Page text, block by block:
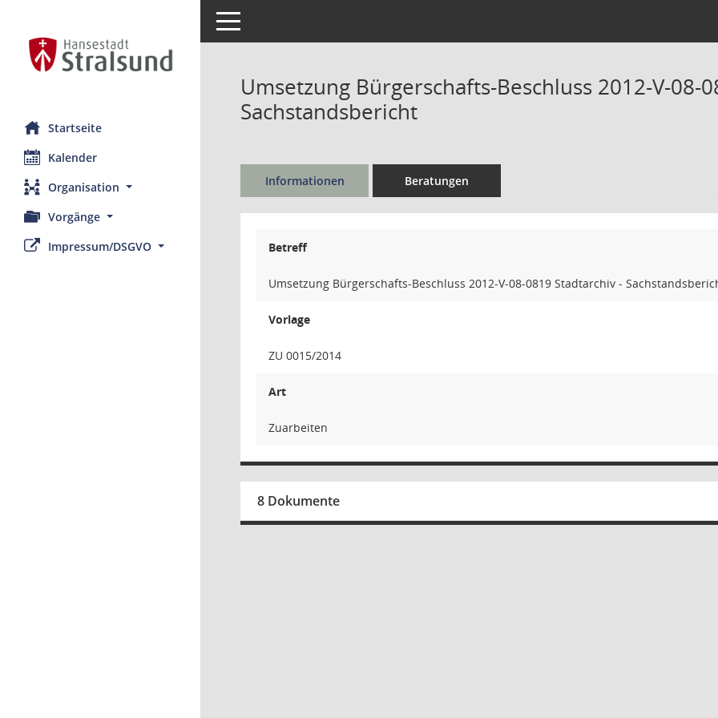
Startseite
Kalender
Organisation
Vorgänge
Impressum/DSGVO
Toggle navigation
Umsetzung Bürgerschafts-Beschluss 2012-V-08-
Sachstandsbericht
Informationen Beratungen
Betreff
Umsetzung Bürgerschafts-Beschluss 2012-V-08-0819 Stadtarchiv -
Vorlage
ZU 0015/2014
Art
Zuarbeiten
8 Dokumente